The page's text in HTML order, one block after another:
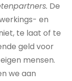
De
en
te laat of te
geld voor
mensen.
we aan